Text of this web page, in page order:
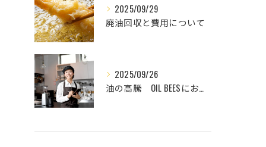
2025/09/29
廃油回収と費用について
2025/09/26
油の高騰 OIL BEESにお任せ